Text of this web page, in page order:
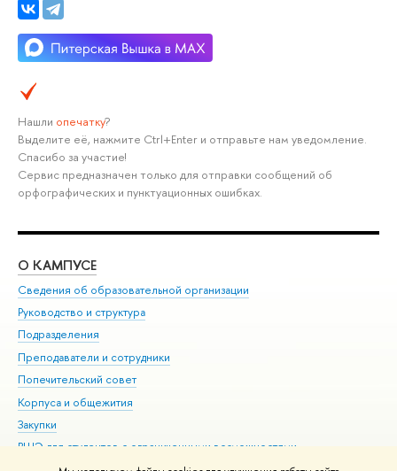
Нашли опечатку?
Выделите её, нажмите Ctrl+Enter и отправьте нам уведомление.
Спасибо за участие!
Сервис предназначен только для отправки сообщений об
орфографических и пунктуационных ошибках.
О КАМПУСЕ
Сведения об образовательной организации
Руководство и структура
Подразделения
Преподаватели и сотрудники
Попечительский совет
Корпуса и общежития
Закупки
ВШЭ для студентов с ограниченными возможностями
здоровья и инвалидностью